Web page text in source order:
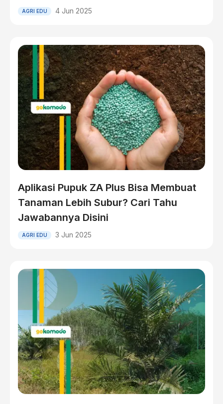
AGRI EDU 4 Jun 2025
Aplikasi Pupuk ZA Plus Bisa Membuat
Tanaman Lebih Subur? Cari Tahu
Jawabannya Disini
AGRI EDU 3 Jun 2025